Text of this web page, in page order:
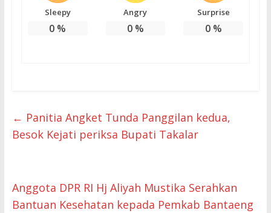
Sleepy
0 %
Angry
0%
Surprise
0%
← Panitia Angket Tunda Panggilan kedua,
Besok Kejati periksa Bupati Takalar
Anggota DPR RI Hj Aliyah Mustika Serahkan
Bantuan Kesehatan kepada Pemkab Bantaeng